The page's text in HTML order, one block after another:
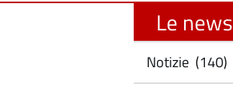
Le news
Notizie (140)